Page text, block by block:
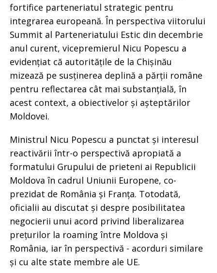
fortifice parteneriatul strategic pentru
integrarea europeană. În perspectiva viitorului
Summit al Parteneriatului Estic din decembrie
anul curent, vicepremierul Nicu Popescu a
evidențiat că autoritățile de la Chișinău
mizează pe susținerea deplină a părții române
pentru reflectarea cât mai substanțială, în
acest context, a obiectivelor și așteptărilor
Moldovei.
Ministrul Nicu Popescu a punctat și interesul
reactivării într-o perspectivă apropiată a
formatului Grupului de prieteni ai Republicii
Moldova în cadrul Uniunii Europene, co-
prezidat de România și Franța. Totodată,
oficialii au discutat și despre posibilitatea
negocierii unui acord privind liberalizarea
prețurilor la roaming între Moldova și
România, iar în perspectivă - acorduri similare
și cu alte state membre ale UE.